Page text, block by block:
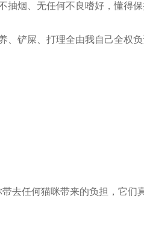
烟、无任何不良嗜好，懂得
铲屎、打理全由我自己全权
去任何猫咪带来的负担，它们